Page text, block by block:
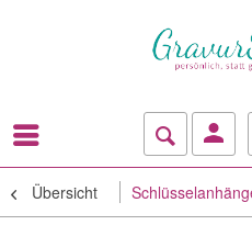
Übersicht